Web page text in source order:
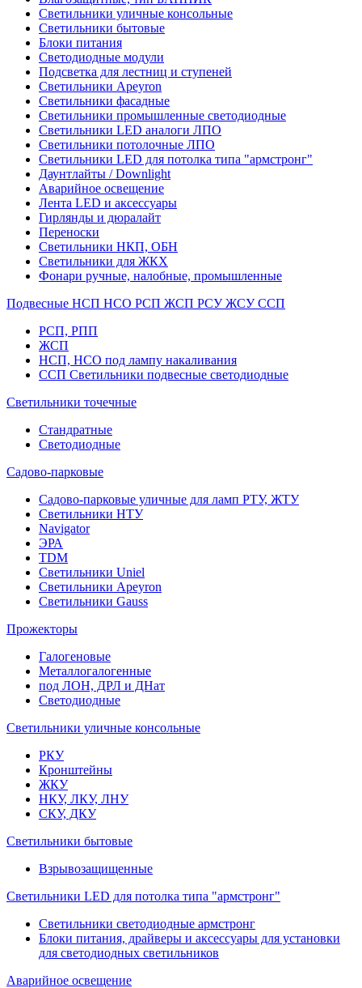
Светильники уличные консольные
Светильники бытовые
Блоки питания
Светодиодные модули
Подсветка для лестниц и ступеней
Светильники Apeyron
Светильники фасадные
Светильники промышленные светодиодные
Светильники LED аналоги ЛПО
Светильники потолочные ЛПО
Светильники LED для потолка типа "армстронг"
Даунтлайты / Downlight
Аварийное освещение
Лента LED и аксессуары
Гирлянды и дюралайт
Переноски
Светильники НКП, ОБН
Светильники для ЖКХ
Фонари ручные, налобные, промышленные
Подвесные НСП НСО РСП ЖСП РСУ ЖСУ ССП
РСП, РПП
ЖСП
НСП, НСО под лампу накаливания
ССП Светильники подвесные светодиодные
Светильники точечные
Стандратные
Светодиодные
Садово-парковые
Садово-парковые уличные для ламп РТУ, ЖТУ
Светильники НТУ
Navigator
ЭРА
TDM
Светильники Uniel
Светильники Apeyron
Светильники Gauss
Прожекторы
Галогеновые
Металлогалогенные
под ЛОН, ДРЛ и ДНат
Светодиодные
Светильники уличные консольные
РКУ
Кронштейны
ЖКУ
НКУ, ЛКУ, ЛНУ
СКУ, ДКУ
Светильники бытовые
Взрывозащищенные
Светильники LED для потолка типа "армстронг"
Светильники светодиодные армстронг
Блоки питания, драйверы и аксессуары для установки
для светодиодных светильников
Аварийное освещение